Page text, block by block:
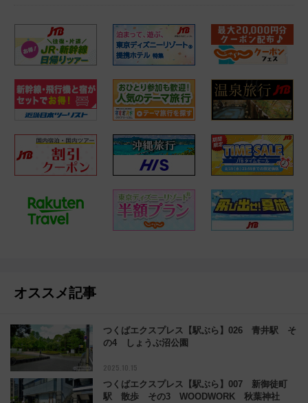
オススメ記事
つくばエクスプレス【駅ぶら】026 青井駅 そ
の4 しょうぶ沼公園
2025.10.15
つくばエクスプレス【駅ぶら】007 新御徒町
駅 散歩 その3 WOODWORK 秋葉神社